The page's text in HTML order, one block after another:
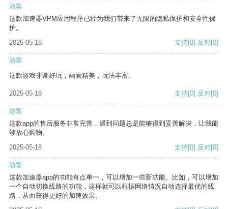
游客
这款加速器VPM应用程序已经为我们带来了无限的隐私保护和安全性保
护。
2025-05-18
支持[0] 反对[0]
游客
这款游戏非常好玩，画面精美，玩法丰富。
2025-05-18 支持[0] 反对[0]
游客
这款app的售后服务非常完善，遇到问题总是能够得到妥善解决，让我能
够放心购物。
2025-05-18
支持[0] 反对[0]
游客
这款加速器app的功能有点单一，可以增加一些新功能。比如，可以增加
一个自动切换线路的功能，这样就可以根据网络情况自动选择最优的线
路，从而获得更好的加速效果。